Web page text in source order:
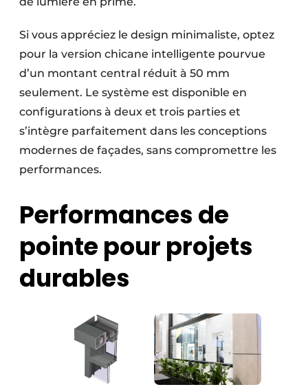
Si vous appréciez le design minimaliste, optez
pour la version chicane intelligente pourvue
d’un montant central réduit à 50 mm
seulement. Le système est disponible en
configurations à deux et trois parties et
s’intègre parfaitement dans les conceptions
modernes de façades, sans compromettre les
performances.
Performances de
pointe pour projets
durables